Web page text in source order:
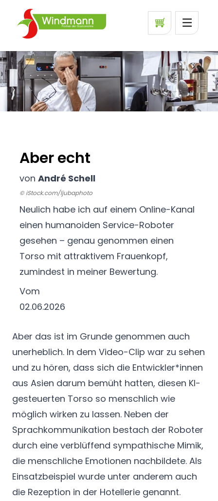
Aber echt
von André Schell
© iStock.com/ljubaphoto
Neulich habe ich auf einem Online-Kanal
einen humanoiden Service-Roboter
gesehen – genau genommen einen
Torso mit attraktivem Frauenkopf,
zumindest in meiner Bewertung.
Vom
02.06.2026
Aber das ist im Grunde genommen auch
unerheblich. In dem Video-Clip war zu sehen
und zu hören, dass sich die Entwickler*innen
aus Asien darum bemüht hatten, diesen KI-
gesteuerten Torso so menschlich wie
möglich wirken zu lassen. Neben der
Sprachkommunikation bestach der Roboter
durch eine verblüffend sympathische Mimik,
die menschliche Emotionen nachbildete. Als
Einsatzbeispiel wurde unter anderem auch
die Rezeption in der Hotellerie genannt.